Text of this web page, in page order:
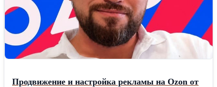
Гравитация и получите лучшие условия на печать баннеров и
другие виды печати. Мы занимаемся полным сопровождением и
размещением наружной рекламы от идеи до воплощения.
Продвижение и настройка рекламы на Ozon от